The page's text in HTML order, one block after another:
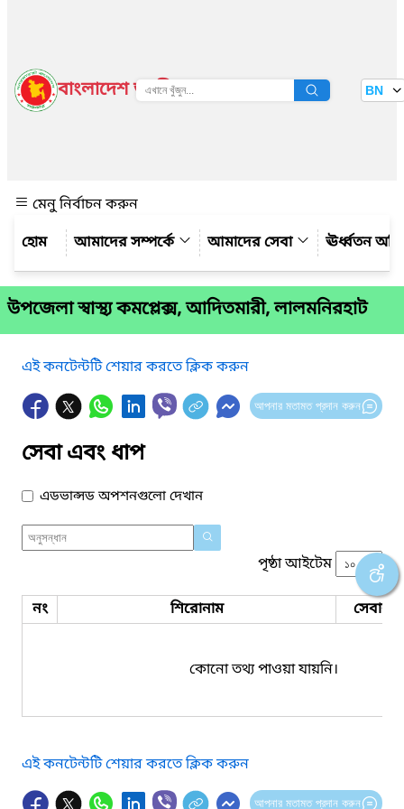
বাংলাদেশ জাতীয় তথ্য বাতায়ন BN
মেনু নির্বাচন করুন
আমাদের সম্পর্কে
আমাদের সেবা ঊর্ধ্বতন
উপজেলা স্বাস্থ্য কমপ্লেক্স, আদিতমারী, লালমনিরহাট
এই কনটেন্টটি শেয়ার করতে ক্লিক করুন
আপনার মতামত প্রদান করুন
সেবা এবং ধাপ
এডভান্সড অপশনগুলো দেখান
পৃষ্ঠা আইটেম
নং শিরোনাম সেবার
কোনো তথ্য পাওয়া যায়নি।
এই কনটেন্টটি শেয়ার করতে ক্লিক করুন
আপনার মতামত প্রদান করুন